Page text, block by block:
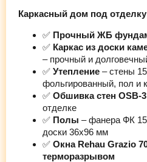
Каркасный дом под отделку
✅ Прочный ЖБ
✅ Каркас из доски
– прочный и
✅ Утепление – стены
фольгированный, пол и
✅ Обшивка стен OSB-3
отделке
✅ Полы – фанера ФК
доски 36х96 мм
✅ Окна Rehau Grazio
терморазрывом